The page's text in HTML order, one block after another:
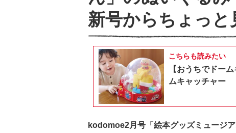
新号からちょっと
こちらも読みたい
【おうちでドー
ムキャッチャー
kodomoe2月号「絵本グッズミュージ